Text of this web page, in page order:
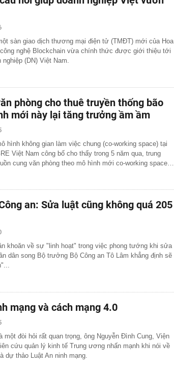
sàn giao dịch thương mại điện tử (TMĐT) mới của Hoa
nghệ Blockchain vừa chính thức được giới thiệu tới
nghiệp (DN) Việt Nam.
phòng cho thuê truyền thống bão
mới này lại tăng trưởng ầm ầm
hình không gian làm việc chung (co-working space) tại
Việt Nam công bố cho thấy trong 5 năm qua, trung
cung văn phòng theo mô hình mới co-working space…
an: Sửa luật cũng không quá 205
khoăn về sự "linh hoạt" trong việc phong tướng khi sửa
dân song Bộ trưởng Bộ Công an Tô Lâm khẳng định sẽ
mạng và cách mạng 4.0
đòi hỏi rất quan trọng, ông Nguyễn Đình Cung, Viện
cứu quản lý kinh tế Trung ương nhấn mạnh khi nói về
dự thảo Luật An ninh mạng.